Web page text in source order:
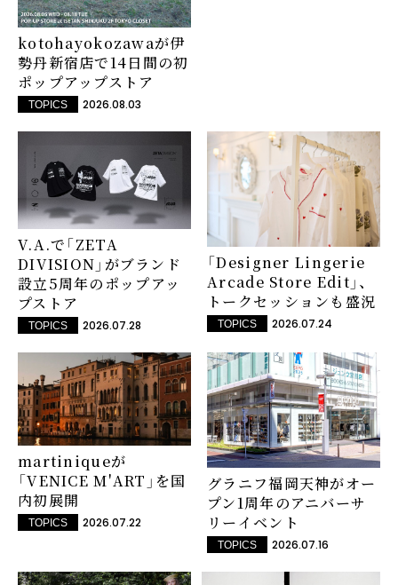
kotohayokozawaが伊
勢丹新宿店で14日間の初
ポップアップストア
TOPICS 2026.08.03
V.A.で「ZETA
DIVISION」がブランド
設立5周年のポップアッ
プストア
TOPICS 2026.07.28
「Designer Lingerie
Arcade Store Edit」、
トークセッションも盛況
TOPICS 2026.07.24
martiniqueが
「VENICE M'ART」を国
内初展開
TOPICS 2026.07.22
グラニフ福岡天神がオー
プン1周年のアニバーサ
リーイベント
TOPICS 2026.07.16